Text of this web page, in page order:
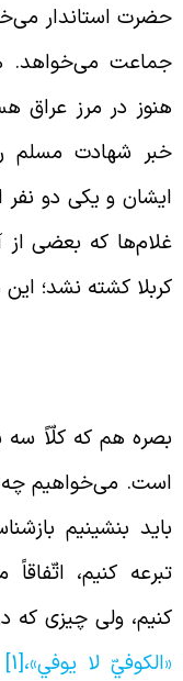
استاندار
می‌خواهد.
در مرز عراق
شهادت مسلم
و یکی دو نفر
که بعضی از
کشته نشد؛ این
هم که کلّاً سه
می‌خواهیم چه
بنشینیم
کنیم،
ولی چیزی که
لا يوفي»،[1]